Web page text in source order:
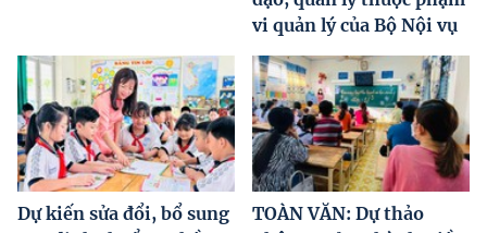
vi quản lý của Bộ Nội vụ
Dự kiến sửa đổi, bổ sung
TOÀN VĂN: Dự thảo